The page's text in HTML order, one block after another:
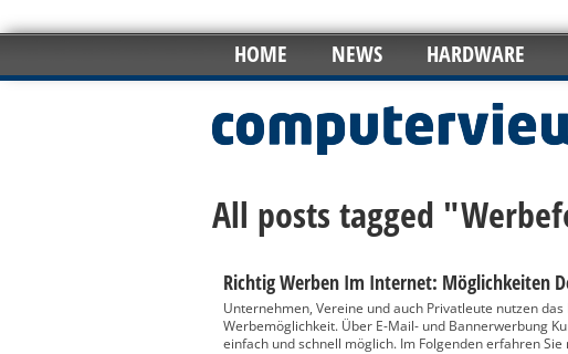
HOME NEWS HARDWARE
All posts tagged
Richtig Werben Im Internet: Möglichkeiten
Unternehmen, Vereine und auch Privatleute nutzen
Werbemöglichkeit. Über E-Mail- und Bannerwerbung
einfach und schnell möglich. Im Folgenden erfahren Sie